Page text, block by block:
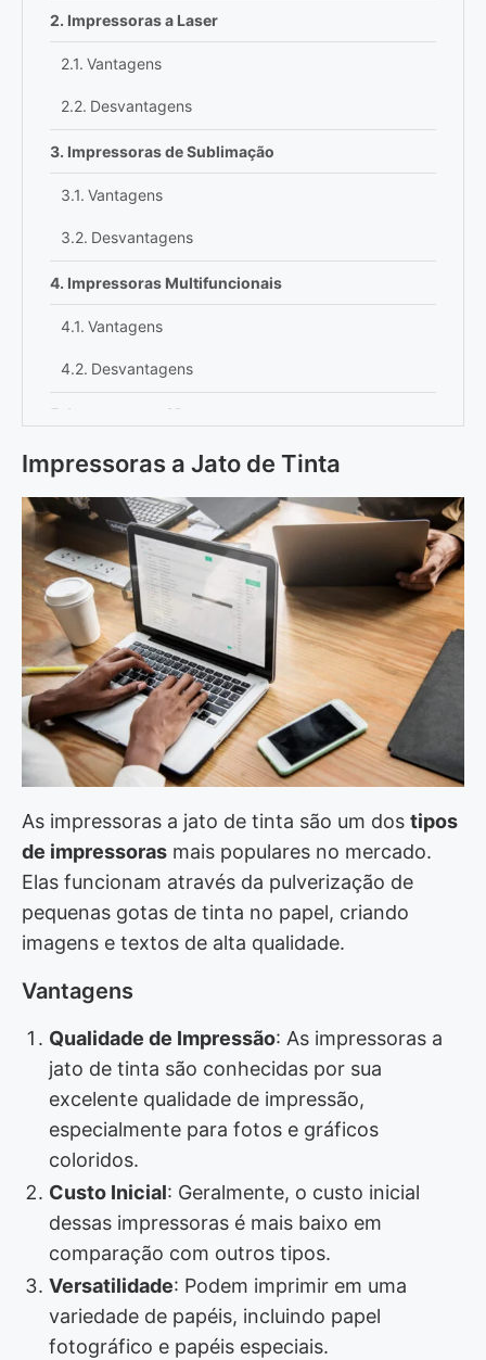
Impressoras a Laser
Vantagens
Desvantagens
Impressoras de Sublimação
Vantagens
Desvantagens
Impressoras Multifuncionais
Vantagens
Desvantagens
Impressoras 3D
Vantagens
Desvantagens
Escolhendo Tipos de Impressoras
Conclusão
Impressoras a Jato de Tinta
As impressoras a jato de tinta são um dos tipos
de impressoras mais populares no mercado.
Elas funcionam através da pulverização de
pequenas gotas de tinta no papel, criando
imagens e textos de alta qualidade.
Vantagens
Qualidade de Impressão: As impressoras a
jato de tinta são conhecidas por sua
excelente qualidade de impressão,
especialmente para fotos e gráficos
coloridos.
Custo Inicial: Geralmente, o custo inicial
dessas impressoras é mais baixo em
comparação com outros tipos.
Versatilidade: Podem imprimir em uma
variedade de papéis, incluindo papel
fotográfico e papéis especiais.